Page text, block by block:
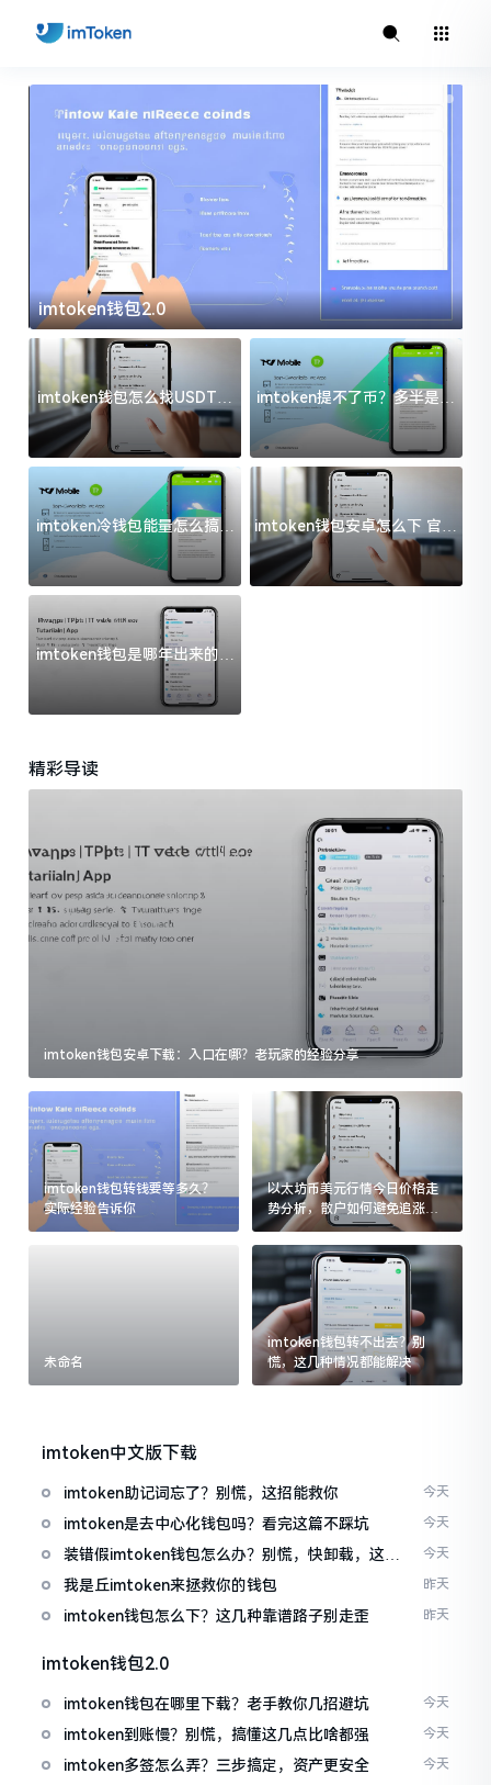
imtoken钱包2.0
imtoken钱包怎么找USDT地
址？三步搞定不踩坑
imtoken提不了币？多半是这
几件事没处理好
imtoken冷钱包能量怎么搞？
过来人告诉你门道
imtoken钱包安卓怎么下 官方
渠道避坑指南
imtoken钱包是哪年出来的？
一文给你说清楚
精彩导读
imtoken钱包安卓下载：入口在哪？老玩家的经验分享
imtoken钱包转钱要等多久？
实际经验告诉你
以太坊币美元行情今日价格走
势分析，散户如何避免追涨杀
跌被套牢
未命名
imtoken钱包转不出去？别
慌，这几种情况都能解决
imtoken中文版下载
imtoken助记词忘了？别慌，这招能救你 今天
imtoken是去中心化钱包吗？看完这篇不踩坑 今天
装错假imtoken钱包怎么办？别慌，快卸载，这几
招能救急
今天
我是丘imtoken来拯救你的钱包 昨天
imtoken钱包怎么下？这几种靠谱路子别走歪 昨天
imtoken钱包2.0
imtoken钱包在哪里下载？老手教你几招避坑 今天
imtoken到账慢？别慌，搞懂这几点比啥都强 今天
imtoken多签怎么弄？三步搞定，资产更安全 今天